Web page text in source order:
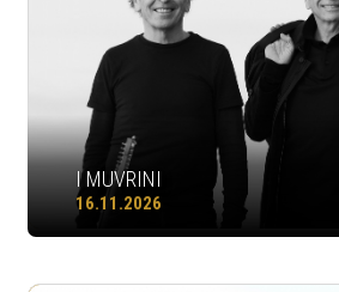
I MUVRINI
16.11.2026